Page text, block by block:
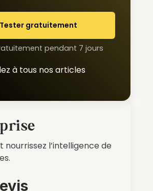
Tester gratuitement
pendant 7 jours
à tous nos articles
nourrissez l’intelligence de